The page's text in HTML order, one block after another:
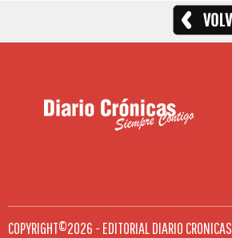
COPYRIGHT©2026 - EDITORIAL DIARIO CRONICAS